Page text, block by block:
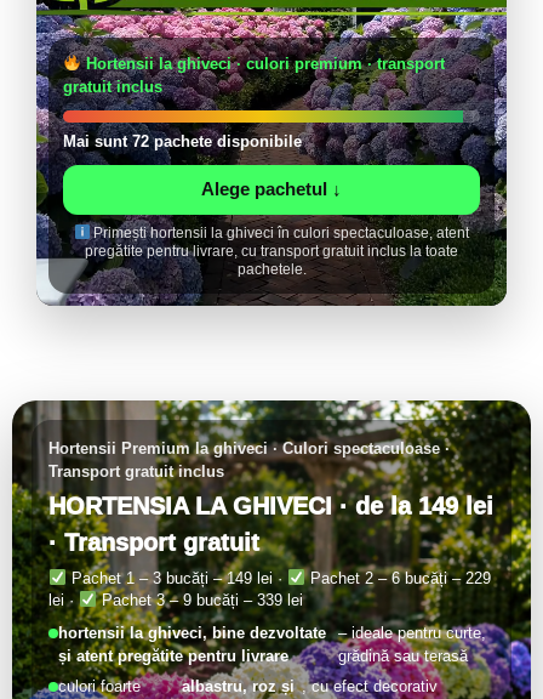
Hortensii la ghiveci · culori premium · transport
gratuit inclus
Mai sunt72pachetedisponibile
Alege pachetul ↓
Primești hortensii la ghiveci în culori spectaculoase, atent
pregătite pentru livrare, cu transport gratuit inclus la toate
pachetele.
Hortensii Premium la ghiveci · Culori spectaculoase ·
Transport gratuit inclus
HORTENSIA LA GHIVECI · de la 149 lei
· Transport gratuit
Pachet 1 – 3 bucăți – 149 lei ·
Pachet 2 – 6 bucăți – 229
lei ·
Pachet 3 – 9 bucăți – 339 lei
hortensii la ghiveci, bine dezvoltate
și atent pregătite pentru livrare
– ideale pentru curte,
grădină sau terasă
culori foarte
albastru, roz și , cu efect decorativ